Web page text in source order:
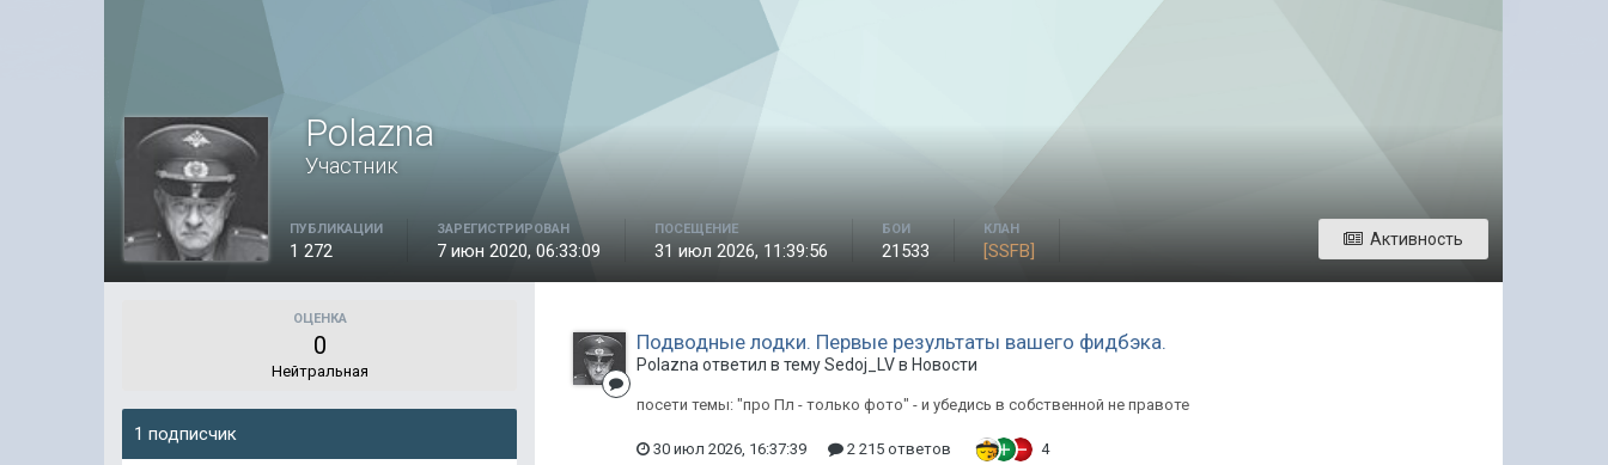
Polazna
Участник
Активность
ПУБЛИКАЦИИ
1 272
ЗАРЕГИСТРИРОВАН
7 июн 2020, 06:33:09
ПОСЕЩЕНИЕ
31 июл 2026, 11:39:56
БОИ
21533
КЛАН
[SSFB]
ОЦЕНКА
0
Нейтральная
1 подписчик
Подводные лодки. Первые результаты вашего фидбэка.
Polazna ответил в тему Sedoj_LV в Новости
посети темы: "про Пл - только фото" - и убедись в собственной не правоте
30 июл 2026, 16:37:39 2 215 ответов 4